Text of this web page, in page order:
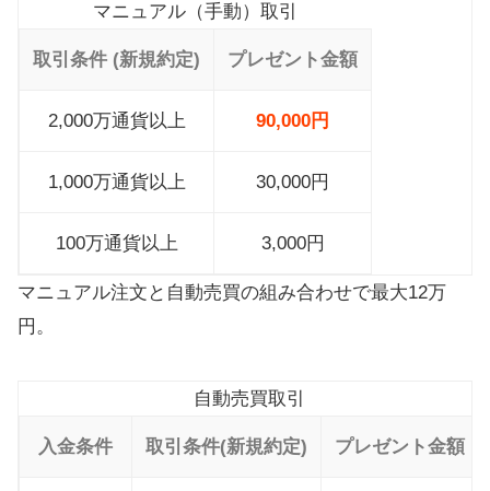
マニュアル（手動）取引
取引条件 (新規約定) プレゼント金額
2,000万通貨以上 90,000円
1,000万通貨以上 30,000円
100万通貨以上 3,000円
マニュアル注文と自動売買の組み合わせで最大12万
円。
自動売買取引
入金条件 取引条件(新規約定) プレゼント金額